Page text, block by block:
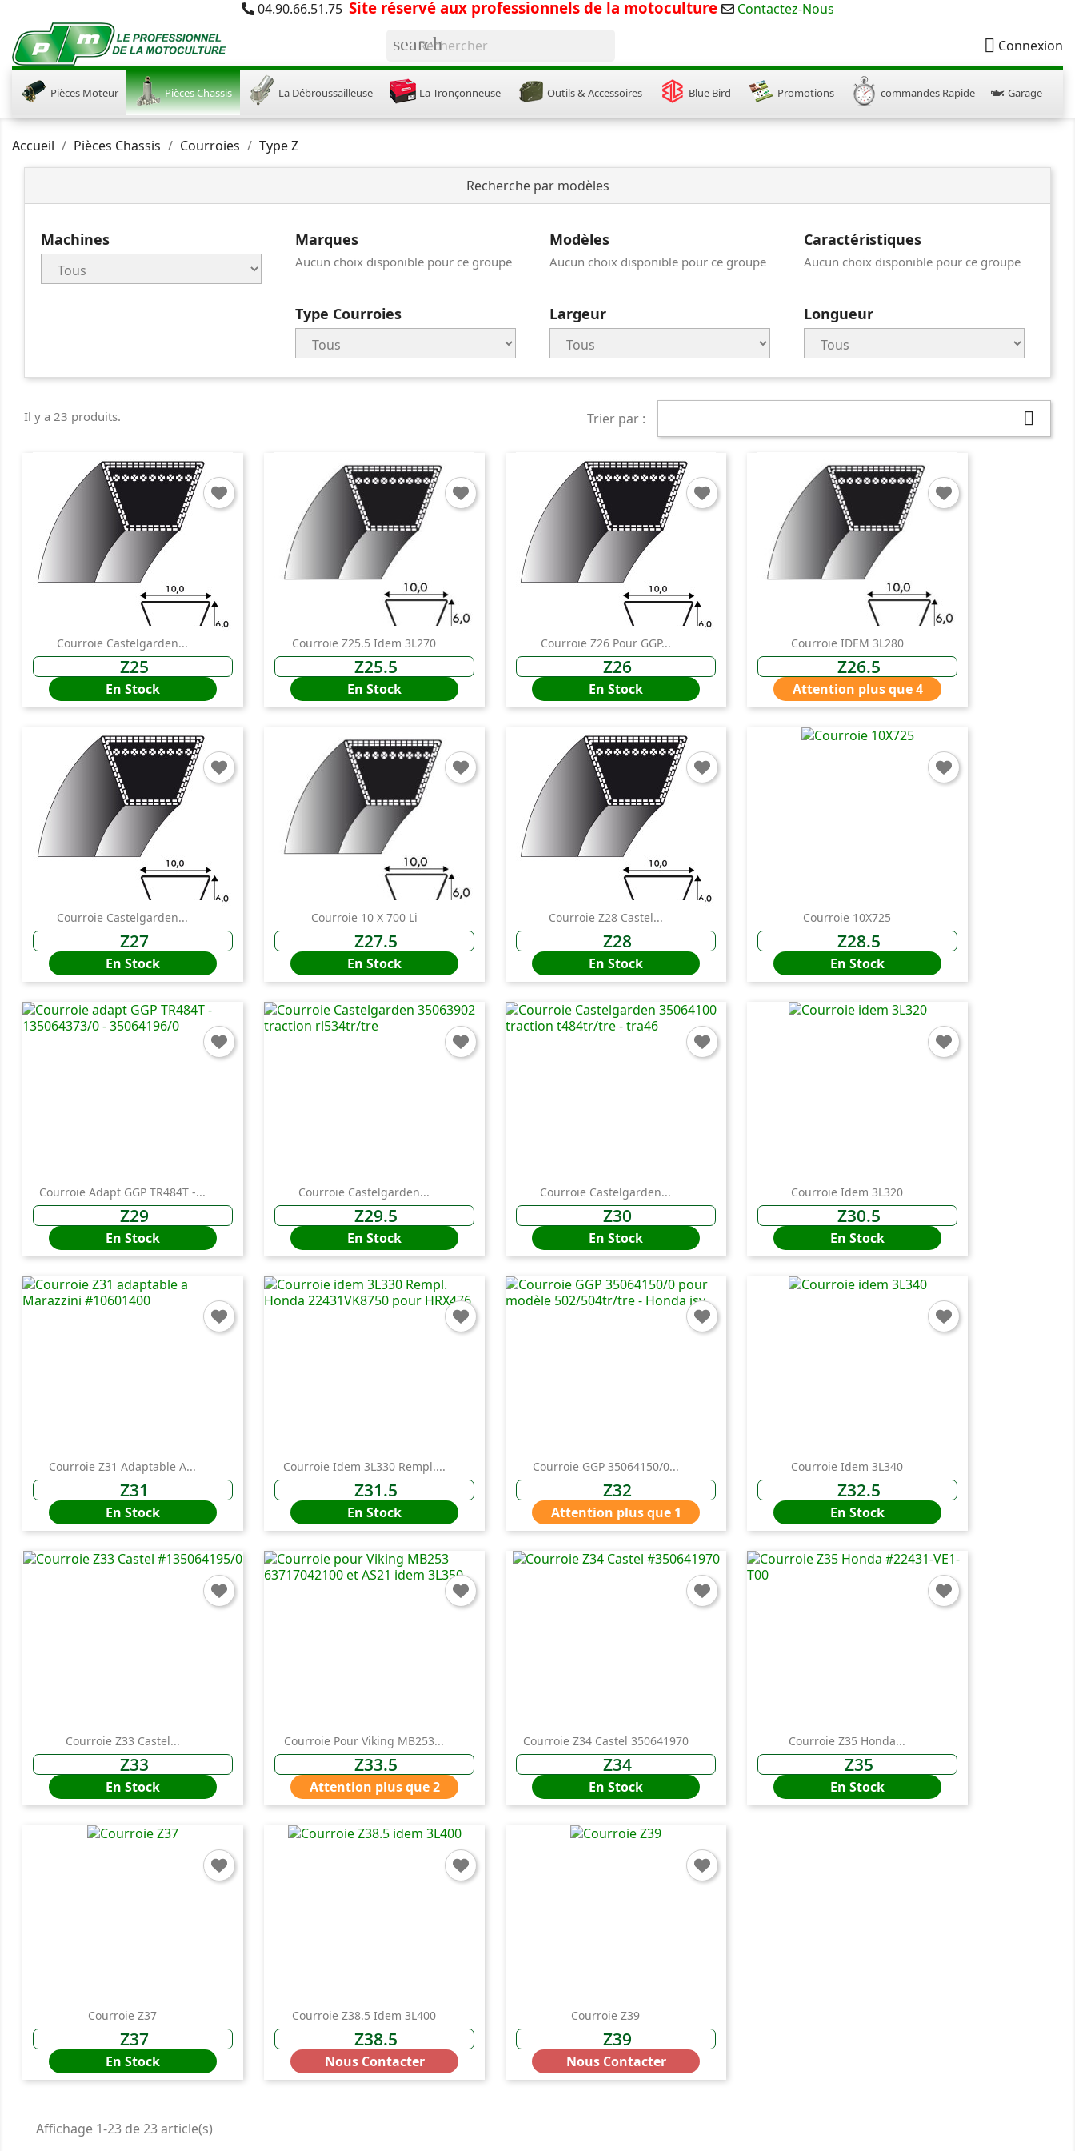
04.90.66.51.75 Site réservé aux professionnels de la motoculture Contactez-Nous
search  Connexion
Pièces Moteur Pièces Chassis La Débroussailleuse La Tronçonneuse Outils & Accessoires Blue Bird Promotions commandes Rapide Garage
Accueil Pièces Chassis Courroies Type Z
Recherche par modèles
Machines Marques
Aucun choix disponible pour ce groupe
Modèles
Aucun choix disponible pour ce groupe
Caractéristiques
Aucun choix disponible pour ce groupe
Type Courroies Largeur Longueur
Il y a 23 produits. Trier par : 
Courroie Castelgarden...
Z25
En Stock
Courroie Z25.5 Idem 3L270
Z25.5
En Stock
Courroie Z26 Pour GGP...
Z26
En Stock
Courroie IDEM 3L280
Z26.5
Attention plus que 4
Courroie Castelgarden...
Z27
En Stock
Courroie 10 X 700 Li
Z27.5
En Stock
Courroie Z28 Castel...
Z28
En Stock
Courroie 10X725
Z28.5
En Stock
Courroie Adapt GGP TR484T -...
Z29
En Stock
Courroie Castelgarden...
Z29.5
En Stock
Courroie Castelgarden...
Z30
En Stock
Courroie Idem 3L320
Z30.5
En Stock
Courroie Z31 Adaptable A...
Z31
En Stock
Courroie Idem 3L330 Rempl....
Z31.5
En Stock
Courroie GGP 35064150/0...
Z32
Attention plus que 1
Courroie Idem 3L340
Z32.5
En Stock
Courroie Z33 Castel...
Z33
En Stock
Courroie Pour Viking MB253...
Z33.5
Attention plus que 2
Courroie Z34 Castel 350641970
Z34
En Stock
Courroie Z35 Honda...
Z35
En Stock
Courroie Z37
Z37
En Stock
Courroie Z38.5 Idem 3L400
Z38.5
Nous Contacter
Courroie Z39
Z39
Nous Contacter
Affichage 1-23 de 23 article(s)
You need to be logged in to save products in your wish list.